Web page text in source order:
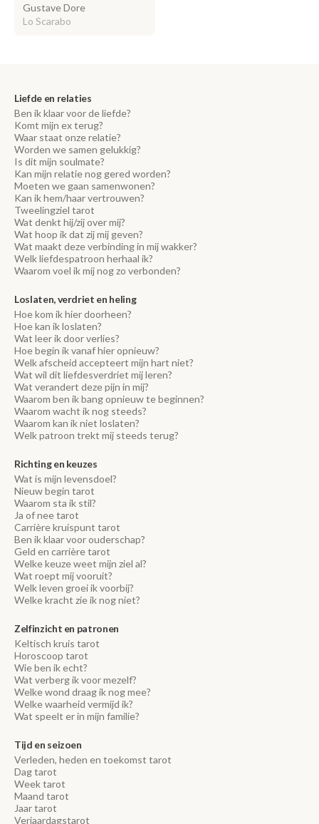
Gustave Dore
Lo Scarabo
Liefde en relaties
Ben ik klaar voor de liefde?
Komt mijn ex terug?
Waar staat onze relatie?
Worden we samen gelukkig?
Is dit mijn soulmate?
Kan mijn relatie nog gered worden?
Moeten we gaan samenwonen?
Kan ik hem/haar vertrouwen?
Tweelingziel tarot
Wat denkt hij/zij over mij?
Wat hoop ik dat zij mij geven?
Wat maakt deze verbinding in mij wakker?
Welk liefdespatroon herhaal ik?
Waarom voel ik mij nog zo verbonden?
Loslaten, verdriet en heling
Hoe kom ik hier doorheen?
Hoe kan ik loslaten?
Wat leer ik door verlies?
Hoe begin ik vanaf hier opnieuw?
Welk afscheid accepteert mijn hart niet?
Wat wil dit liefdesverdriet mij leren?
Wat verandert deze pijn in mij?
Waarom ben ik bang opnieuw te beginnen?
Waarom wacht ik nog steeds?
Waarom kan ik niet loslaten?
Welk patroon trekt mij steeds terug?
Richting en keuzes
Wat is mijn levensdoel?
Nieuw begin tarot
Waarom sta ik stil?
Ja of nee tarot
Carrière kruispunt tarot
Ben ik klaar voor ouderschap?
Geld en carrière tarot
Welke keuze weet mijn ziel al?
Wat roept mij vooruit?
Welk leven groei ik voorbij?
Welke kracht zie ik nog niet?
Zelfinzicht en patronen
Keltisch kruis tarot
Horoscoop tarot
Wie ben ik echt?
Wat verberg ik voor mezelf?
Welke wond draag ik nog mee?
Welke waarheid vermijd ik?
Wat speelt er in mijn familie?
Tijd en seizoen
Verleden, heden en toekomst tarot
Dag tarot
Week tarot
Maand tarot
Jaar tarot
Verjaardagstarot